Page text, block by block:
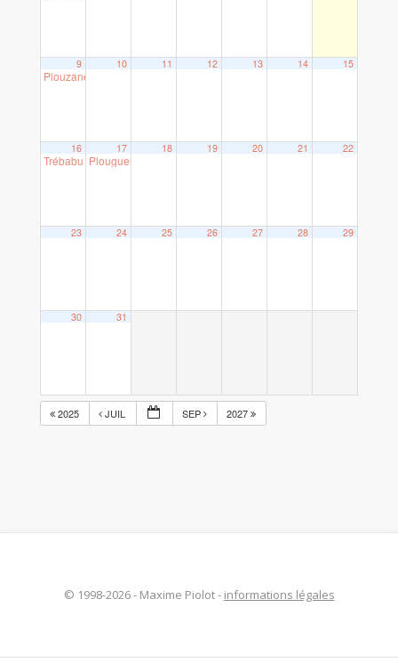
9
Plouzané (29)
10 11 12 13 14 15
16
Trébabu (29)18 h 00 min
17
Plouguerneau (29)
18 19 20 21 22
23 24 25 26 27 28 29
30 31
2025 JUIL SEP 2027
© 1998-2026 - Maxime Piolot - informations légales